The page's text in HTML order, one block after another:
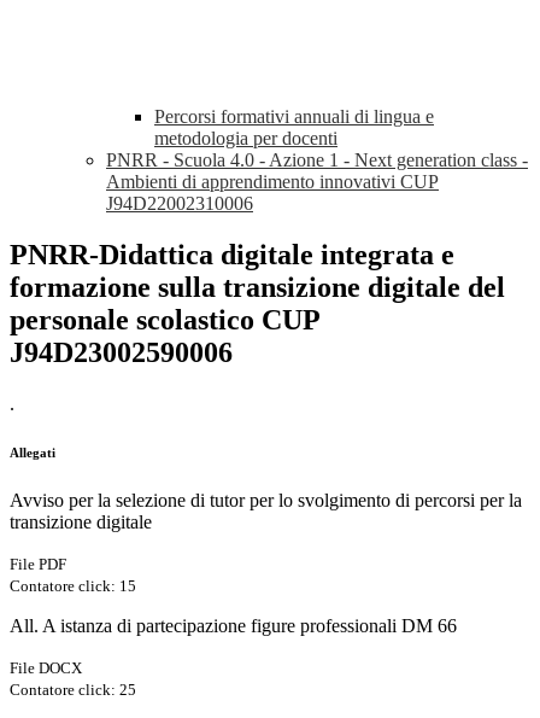
Percorsi formativi annuali di lingua e
metodologia per docenti
PNRR - Scuola 4.0 - Azione 1 - Next generation class -
Ambienti di apprendimento innovativi CUP
J94D22002310006
PNRR-Didattica digitale integrata e
formazione sulla transizione digitale del
personale scolastico CUP
J94D23002590006
.
Allegati
Avviso per la selezione di tutor per lo svolgimento di percorsi per la
transizione digitale
File PDF
Contatore click: 15
All. A istanza di partecipazione figure professionali DM 66
File DOCX
Contatore click: 25